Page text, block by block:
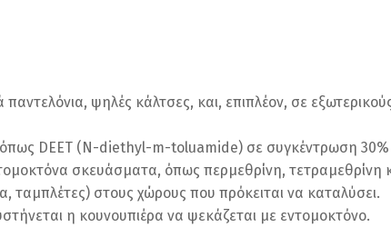
ψηλές κάλτσες, και, επιπλέον, σε
DEET (N-diethyl-m-toluamide) σε συγκέντρωση
σκευάσματα, όπως περμεθρίνη, τετραμεθρίνη
ταμπλέτες) στους χώρους που πρόκειται να καταλύσει.
η κουνουπιέρα να ψεκάζεται με εντομοκτόνο.